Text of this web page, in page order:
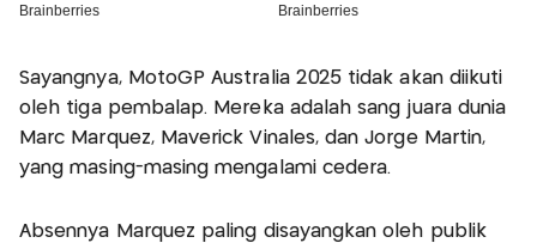
Sayangnya, MotoGP Australia 2025 tidak akan diikuti
oleh tiga pembalap. Mereka adalah sang juara dunia
Marc Marquez, Maverick Vinales, dan Jorge Martin,
yang masing-masing mengalami cedera.
Absennya Marquez paling disayangkan oleh publik